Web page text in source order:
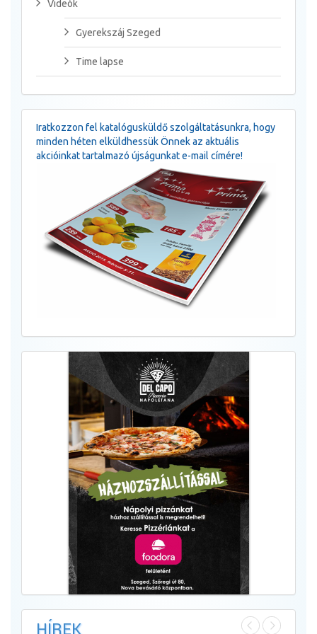
Videók
Gyerekszáj Szeged
Time lapse
Iratkozzon fel katalógusküldő szolgáltatásunkra, hogy
minden héten elküldhessük Önnek az aktuális
akcióinkat tartalmazó újságunkat e-mail címére!